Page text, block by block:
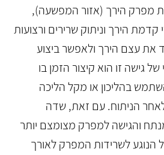
מפרק הירך (אזור המפשעה),
קדמת הירך וניתוק שרירים ורצועות
את עצם הירך ולאפשר ביצוע
גישה זו הוא קיצור הזמן בו
בהליכון או מקל הליכה
הניתוח. עם זאת, שדה
והגישה למפרק מצומצם יותר
הנוגע לשרידות המפרק לאורך